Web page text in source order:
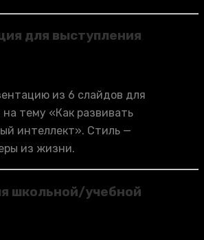
для выступления
из 6 слайдов для
тему «Как развивать
интеллект». Стиль —
из жизни.
школьной/учебной